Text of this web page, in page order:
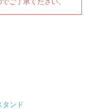
タンド